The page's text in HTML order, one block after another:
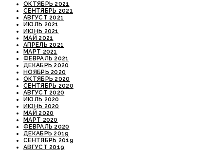
ОКТЯБРЬ 2021
СЕНТЯБРЬ 2021
АВГУСТ 2021
ИЮЛЬ 2021
ИЮНЬ 2021
МАЙ 2021
АПРЕЛЬ 2021
МАРТ 2021
ФЕВРАЛЬ 2021
ДЕКАБРЬ 2020
НОЯБРЬ 2020
ОКТЯБРЬ 2020
СЕНТЯБРЬ 2020
АВГУСТ 2020
ИЮЛЬ 2020
ИЮНЬ 2020
МАЙ 2020
МАРТ 2020
ФЕВРАЛЬ 2020
ДЕКАБРЬ 2019
СЕНТЯБРЬ 2019
АВГУСТ 2019